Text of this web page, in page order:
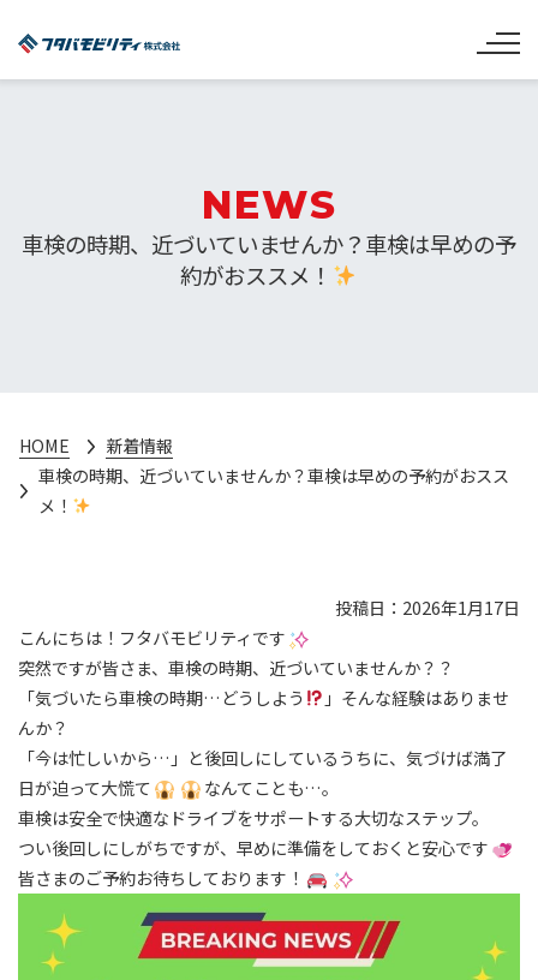
NEWS
車検の時期、近づいていませんか？車検は早めの予
約がおススメ！
HOME
新着情報
車検の時期、近づいていませんか？車検は早めの予約がおスス
メ！
投稿日：2026年1月17日
こんにちは！フタバモビリティです
突然ですが皆さま、車検の時期、近づいていませんか？？
「気づいたら車検の時期…どうしよう
」そんな経験はありませ
んか？
「今は忙しいから…」と後回しにしているうちに、気づけば満了
日が迫って大慌て
なんてことも…。
車検は安全で快適なドライブをサポートする大切なステップ。
つい後回しにしがちですが、早めに準備をしておくと安心です
皆さまのご予約お待ちしております！